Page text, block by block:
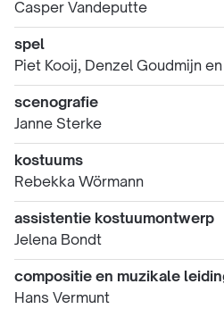
Casper Vandeputte
spel
Piet Kooij, Denzel Goudmijn
scenografie
Janne Sterke
kostuums
Rebekka Wörmann
assistentie kostuumontwerp
Jelena Bondt
compositie en muzikale
Hans Vermunt